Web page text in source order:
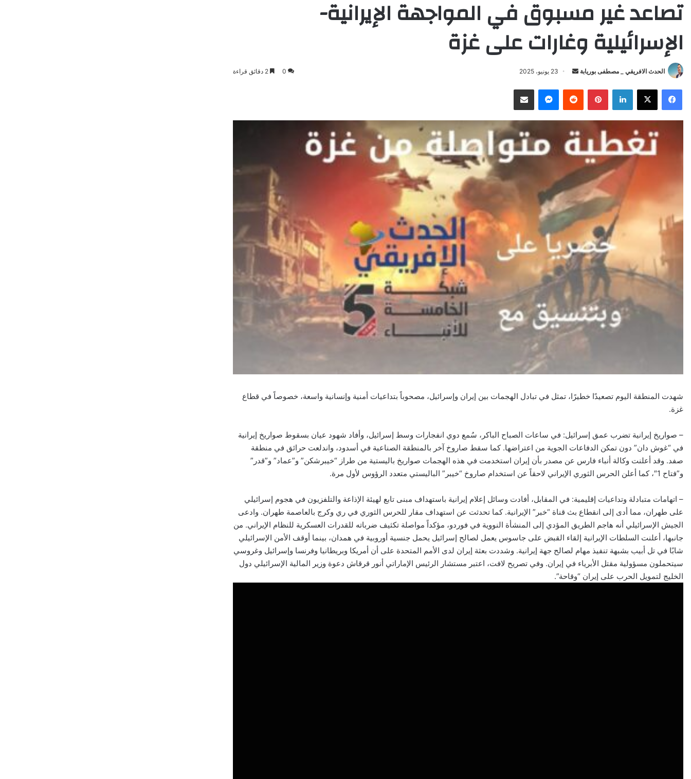
تصاعد غير مسبوق في المواجهة الإيرانية-
الإسرائيلية وغارات على غزة
الحدث الافريقي _ مصطفى بوريابة
n
d
a
n
e
m
a
23 يونيو، 2025 0
شهدت المنطقة اليوم تصعيدًا خطيرًا، تمثل في تبادل الهجمات بين إيران وإسرائيل، مصحوباً بتداعيات أمنية وإنسانية واسعة، خصوصاً في قطاع
غزة.
– صواريخ إيرانية تضرب عمق إسرائيل: في ساعات الصباح الباكر، سُمع دوي انفجارات وسط إسرائيل، وأفاد شهود عيان بسقوط صواريخ إيرانية
في “غوش دان” دون تمكن الدفاعات الجوية من اعتراضها. كما سقط صاروخ آخر بالمنطقة الصناعية في أسدود، واندلعت حرائق في منطقة
صفد. وقد أعلنت وكالة أنباء فارس عن مصدر بأن إيران استخدمت في هذه الهجمات صواريخ باليستية من طراز “خيبرشكن” و”عماد” و”قدر”
و”فتاح 1″، كما أعلن الحرس الثوري الإيراني لاحقاً عن استخدام صاروخ “خيبر” الباليستي متعدد الرؤوس لأول مرة.
– اتهامات متبادلة وتداعيات إقليمية: في المقابل، أفادت وسائل إعلام إيرانية باستهداف مبنى تابع لهيئة الإذاعة والتلفزيون في هجوم إسرائيلي
على طهران، مما أدى إلى انقطاع بث قناة “خبر” الإيرانية. كما تحدثت عن استهداف مقار للحرس الثوري في ري وكرج بالعاصمة طهران. وادعى
الجيش الإسرائيلي أنه هاجم الطريق المؤدي إلى المنشأة النووية في فوردو، مؤكداً مواصلة تكثيف ضرباته للقدرات العسكرية للنظام الإيراني. من
جانبها، أعلنت السلطات الإيرانية إلقاء القبض على جاسوس يعمل لصالح إسرائيل يحمل جنسية أوروبية في همدان، بينما أوقف الأمن الإسرائيلي
شابًا في تل أبيب بشبهة تنفيذ مهام لصالح جهة إيرانية. وشددت بعثة إيران لدى الأمم المتحدة على أن أمريكا وبريطانيا وفرنسا وإسرائيل وغروسي
سيتحملون مسؤولية مقتل الأبرياء في إيران. وفي تصريح لافت، اعتبر مستشار الرئيس الإماراتي أنور قرقاش دعوة وزير المالية الإسرائيلي دول
الخليج لتمويل الحرب على إيران “وقاحة”.